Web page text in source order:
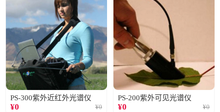
PS-300紫外近红外光谱仪
¥0 ¥0
PS-200紫外可见光谱仪
¥0 ¥0